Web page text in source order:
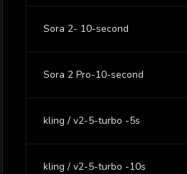
Sora 2- 10-second
Sora 2 Pro-10-second
kling / v2-5-turbo -5s
kling / v2-5-turbo -10s